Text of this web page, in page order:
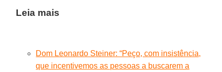
Leia mais
Dom Leonardo Steiner: “Peço, com insistência,
que incentivemos as pessoas a buscarem a